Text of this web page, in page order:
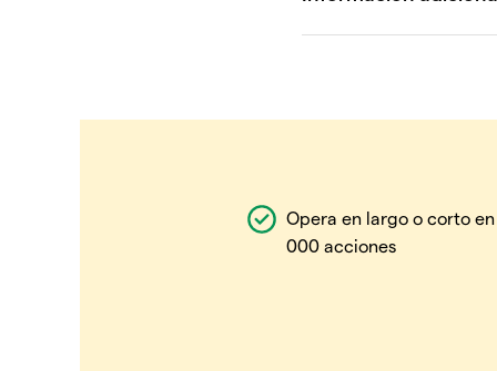
Opera en largo o corto en
000 acciones